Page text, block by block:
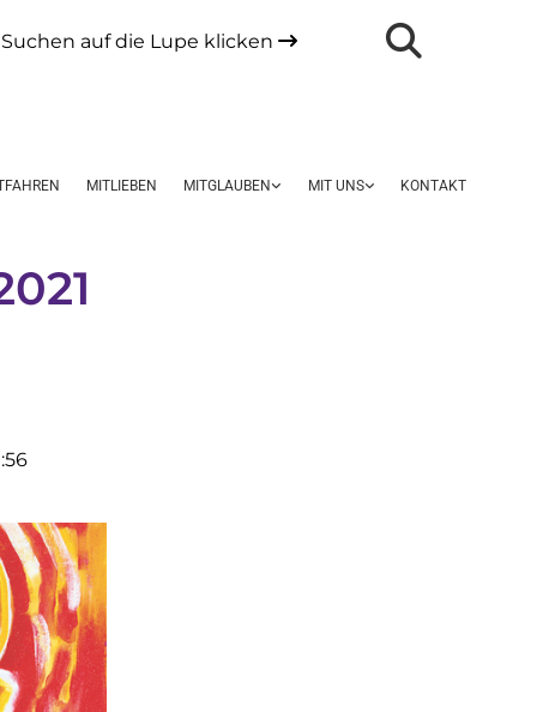
auf die Lupe klicken 
MITLIEBEN MITGLAUBEN MIT UNS KONTAKT